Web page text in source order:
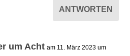
ANTWORTEN
um Acht am 11. März 2023 um